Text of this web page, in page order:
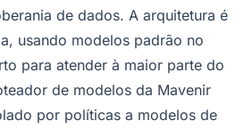
de dados. A arquitetura é
usando modelos padrão no
para atender à maior parte do
de modelos da Mavenir
por políticas a modelos de